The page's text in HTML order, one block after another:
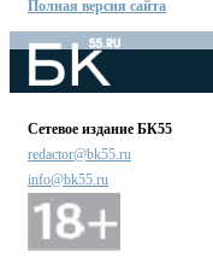
Полная версия сайта
Сетевое издание БК55
redactor@bk55.ru
info@bk55.ru